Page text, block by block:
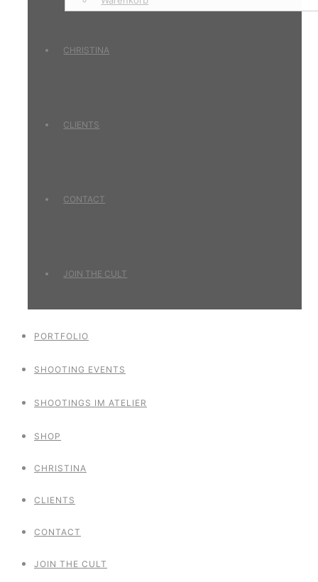
CHRISTINA
CLIENTS
CONTACT
JOIN THE CULT
PORTFOLIO
SHOOTING EVENTS
SHOOTINGS IM ATELIER
SHOP
CHRISTINA
CLIENTS
CONTACT
JOIN THE CULT